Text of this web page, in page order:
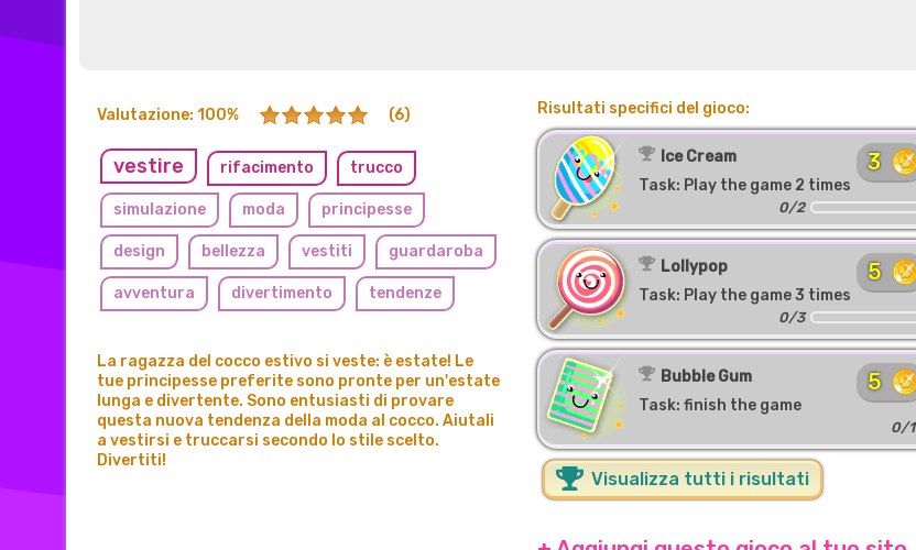
Valutazione: 100% (6)
vestire rifacimento trucco
simulazione moda principesse
design bellezza vestiti guardaroba
avventura divertimento tendenze
La ragazza del cocco estivo si veste: è estate! Le
tue principesse preferite sono pronte per un'estate
lunga e divertente. Sono entusiasti di provare
questa nuova tendenza della moda al cocco. Aiutali
a vestirsi e truccarsi secondo lo stile scelto.
Divertiti!
Risultati specifici del gioco:
Ice Cream
Task: Play the game 2 times
3
0/2
Lollypop
Task: Play the game 3 times
5
0/3
Bubble Gum
Task: finish the game
5
0/1
Visualizza tutti i risultati